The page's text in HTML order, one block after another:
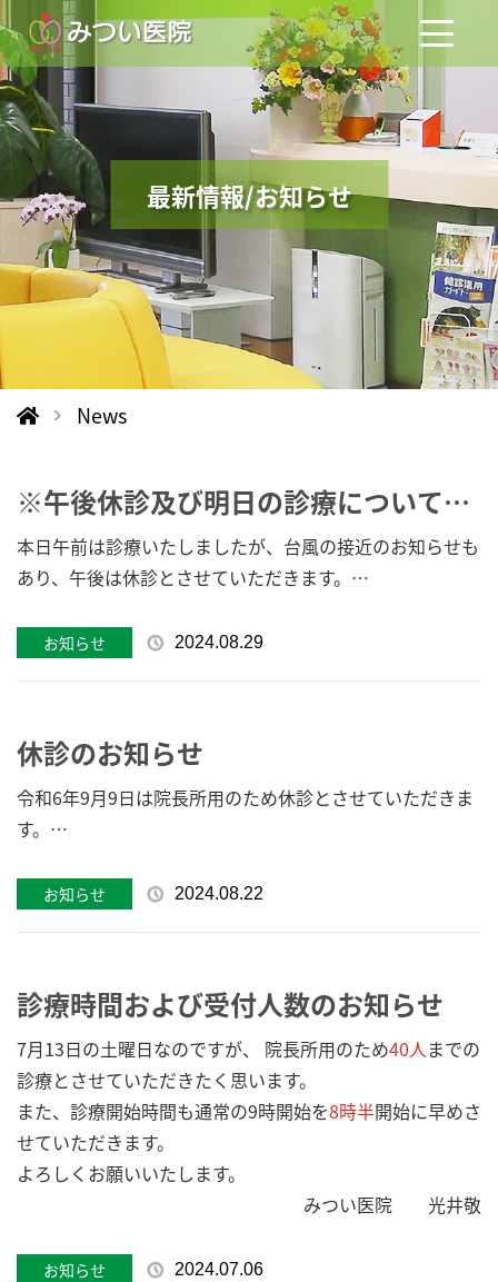
最新情報/お知らせ
News
※午後休診及び明日の診療についての
お知らせ※
本日午前は診療いたしましたが、台風の接近のお知らせも
あり、午後は休診とさせていただきます。
ます。
また、受診をと考えられた場合は電話にて診療しているか
否かを確認のうえ気をつけて来院されて下さい。
お知らせ 2024.08.29
休診のお知らせ
令和6年9月9日は院長所用のため休診とさせていただきま
す。
お知らせ 2024.08.22
診療時間および受付人数のお知らせ
7月13日の土曜日なのですが、 院長所用のため40人までの
診療とさせていただきたく思います。
また、診療開始時間も通常の9時開始を8時半開始に早めさ
せていただきます。
よろしくお願いいたします。
みつい医院 光井敬
お知らせ 2024.07.06